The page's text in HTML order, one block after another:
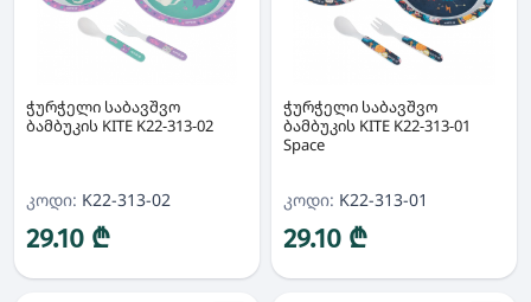
ჭურჭელი საბავშვო
ბამბუკის KITE K22-313-02
კოდი: K22-313-02
29.10 ₾
ჭურჭელი საბავშვო
ბამბუკის KITE K22-313-01
Space
კოდი: K22-313-01
29.10 ₾